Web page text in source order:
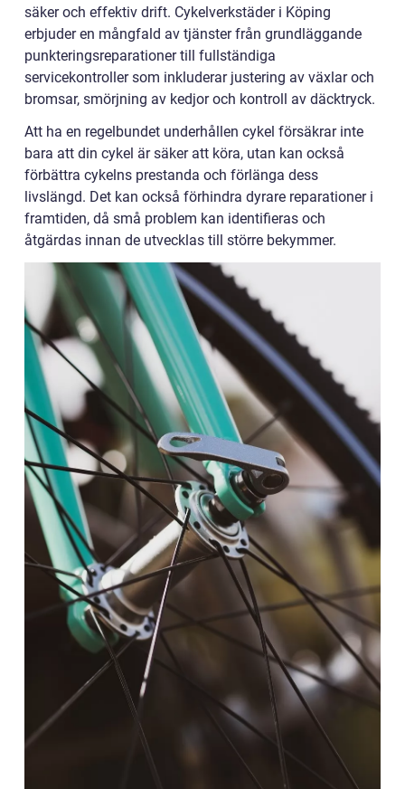
säker och effektiv drift. Cykelverkstäder i Köping
erbjuder en mångfald av tjänster från grundläggande
punkteringsreparationer till fullständiga
servicekontroller som inkluderar justering av växlar och
bromsar, smörjning av kedjor och kontroll av däcktryck.
Att ha en regelbundet underhållen cykel försäkrar inte
bara att din cykel är säker att köra, utan kan också
förbättra cykelns prestanda och förlänga dess
livslängd. Det kan också förhindra dyrare reparationer i
framtiden, då små problem kan identifieras och
åtgärdas innan de utvecklas till större bekymmer.